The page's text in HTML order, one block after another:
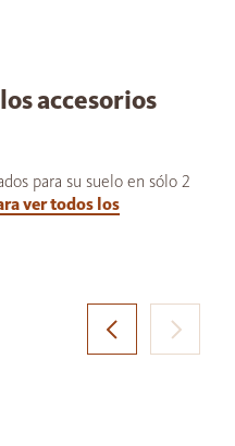
accesorios
para su suelo en sólo 2
ver todos los